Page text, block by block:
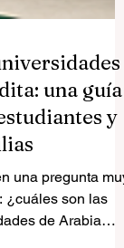
una guía
y
una pregunta muy